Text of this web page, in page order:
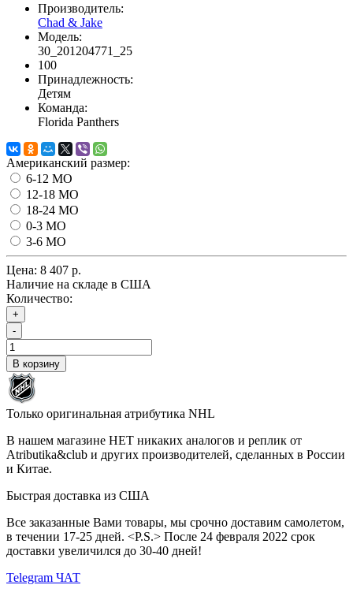
Производитель:
Chad & Jake
Модель:
30_201204771_25
100
Принадлежность:
Детям
Команда:
Florida Panthers
Американский размер:
6-12 MO
12-18 MO
18-24 MO
0-3 MO
3-6 MO
Цена: 8 407 р.
Наличие на складе в США
Количество:
+
-
В корзину
Только оригинальная атрибутика NHL
В нашем магазине НЕТ никаких аналогов и реплик от
Atributika&club и других производителей, сделанных в России
и Китае.
Быстрая доставка из США
Все заказанные Вами товары, мы срочно доставим самолетом,
в течении 17-25 дней. <P.S.> После 24 февраля 2022 срок
доставки увеличился до 30-40 дней!
Telegram ЧАТ